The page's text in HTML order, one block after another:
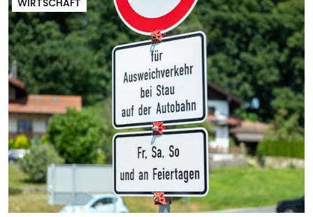
WIRTSCHAFT